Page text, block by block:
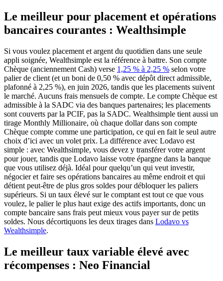
Le meilleur pour placement et opérations
bancaires courantes : Wealthsimple
Si vous voulez placement et argent du quotidien dans une seule
appli soignée, Wealthsimple est la référence à battre. Son compte
Chèque (anciennement Cash) verse 1,25 % à 2,25 %(s'ouvre dans
selon votre
palier de client (et un boni de 0,50 % avec dépôt direct admissible,
plafonné à 2,25 %), en juin 2026, tandis que les placements suivent
le marché. Aucuns frais mensuels de compte. Le compte Chèque est
admissible à la SADC via des banques partenaires; les placements
sont couverts par la PCIF, pas la SADC. Wealthsimple tient aussi un
tirage Monthly Millionaire, où chaque dollar dans son compte
Chèque compte comme une participation, ce qui en fait le seul autre
choix d’ici avec un volet prix. La différence avec Lodavo est
simple : avec Wealthsimple, vous devez y transférer votre argent
pour jouer, tandis que Lodavo laisse votre épargne dans la banque
que vous utilisez déjà. Idéal pour quelqu’un qui veut investir,
négocier et faire ses opérations bancaires au même endroit et qui
détient peut-être de plus gros soldes pour débloquer les paliers
supérieurs. Si un taux élevé sur le comptant est tout ce que vous
voulez, le palier le plus haut exige des actifs importants, donc un
compte bancaire sans frais peut mieux vous payer sur de petits
soldes. Nous décortiquons les deux tirages dans Lodavo vs
Wealthsimple.
Le meilleur taux variable élevé avec
récompenses : Neo Financial